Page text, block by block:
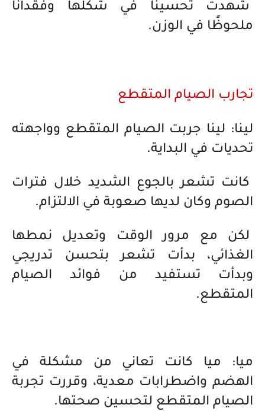
شهدت تحسينًا في شكلها وفقدانًا
ملحوظًا في الوزن.
تجارب الصيام المتقطع
لينا: لينا جربت الصيام المتقطع وواجهته
تحديات في البداية.
كانت تشعر بالجوع الشديد خلال فترات
الصوم وكان لديها صعوبة في الالتزام.
لكن مع مرور الوقت وتعديل نمطها
الغذائي، بدأت تشعر بتحسن تدريجي
وبدأت تستفيد من فوائد الصيام
المتقطع.
ميا: ميا كانت تعاني من مشكلة في
الهضم واضطرابات معدية، وقررت تجربة
الصيام المتقطع لتحسين صحتها.